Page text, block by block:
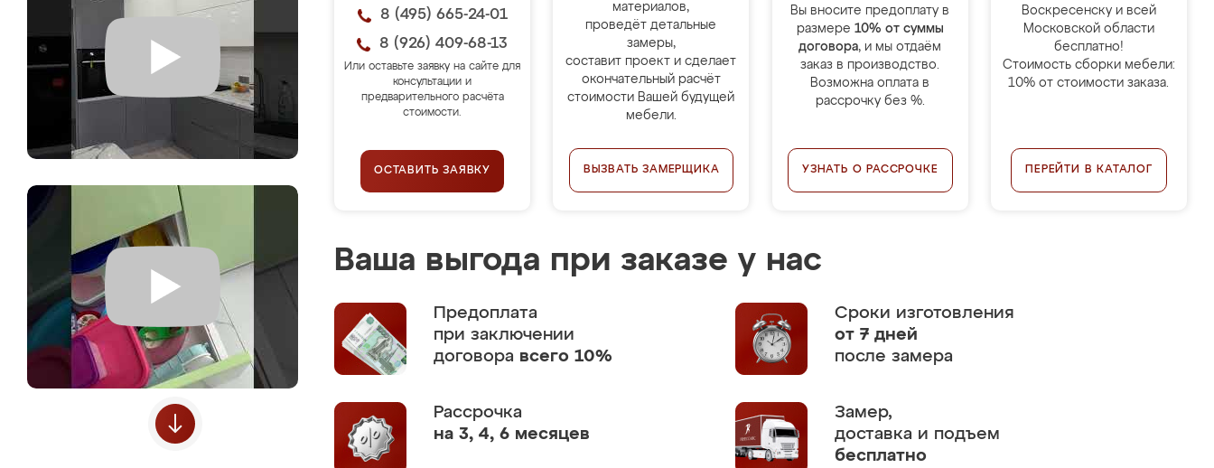
8 (495) 665-24-01
8 (926) 409-68-13
Или оставьте заявку на сайте для
консультации и
предварительного расчёта
стоимости.
ОСТАВИТЬ ЗАЯВКУ
материалов,
проведёт детальные
замеры,
составит проект и сделает
окончательный расчёт
стоимости Вашей будущей
мебели.
ВЫЗВАТЬ ЗАМЕРЩИКА
Вы вносите предоплату в
размере 10% от суммы
договора, и мы отдаём
заказ в производство.
Возможна оплата в
рассрочку без %.
УЗНАТЬ О РАССРОЧКЕ
Воскресенску и всей
Московской области
бесплатно!
Стоимость сборки мебели:
10% от стоимости заказа.
ПЕРЕЙТИ В КАТАЛОГ
Ваша выгода при заказе у нас
Предоплата
при заключении
договора всего 10%
Сроки изготовления
от 7 дней
после замера
Рассрочка
на 3, 4, 6 месяцев
Замер,
доставка и подъем
бесплатно